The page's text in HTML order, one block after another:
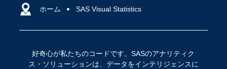
ホーム SAS Visual Statistics
好奇心が私たちのコードです。SASのアナリティク
ス・ソリューションは、データをインテリジェンスに
アクセシビリティ
サポート
クラウド・コンピューティング
IoT